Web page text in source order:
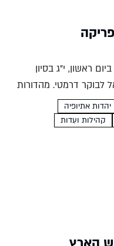
ראשון, י"ג בסיון
ישראל לבוקר דרמטי. מהדורות
מיהודי אתיופיה
בתמונות של
יהדות אתיופיה
קהילות ועֵדות